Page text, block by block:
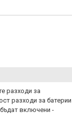
разходи за
разходи за батерии
включени -